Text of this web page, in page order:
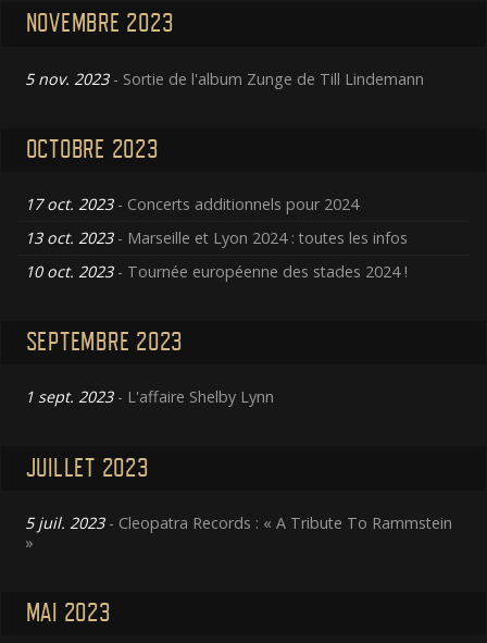
NOVEMBRE 2023
5 nov. 2023- Sortie de l'album Zunge de Till Lindemann
OCTOBRE 2023
17 oct. 2023- Concerts additionnels pour 2024
13 oct. 2023- Marseille et Lyon 2024 : toutes les infos
10 oct. 2023- Tournée européenne des stades 2024 !
SEPTEMBRE 2023
1 sept. 2023- L'affaire Shelby Lynn
JUILLET 2023
5 juil. 2023- Cleopatra Records : « A Tribute To Rammstein
»
MAI 2023